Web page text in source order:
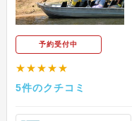
予約受付中
★★★★★
5件のクチコミ